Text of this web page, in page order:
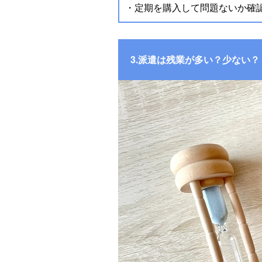
・定期を購入して問題ないか確
3.派遣は残業が多い？少ない？